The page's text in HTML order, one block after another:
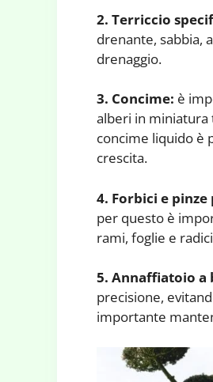
2. Terriccio
drenante, sabbia,
drenaggio.
3. Concime: è
alberi in miniatura
concime liquido è
crescita.
4. Forbici e
per questo è
rami, foglie e
5. Annaffiatoio a
precisione,
importante